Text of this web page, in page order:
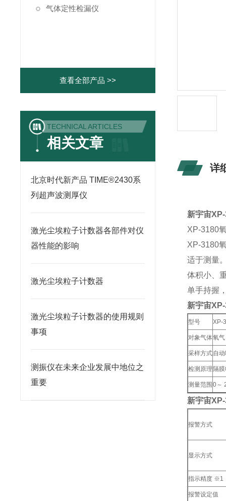
气体定性检漏仪
查看全部产品 >>
TECHNICAL ARTICLES
相关文章
北京时代新产品 TIME®2430系
列超声波测厚仪
激光尘埃粒子计数器各部件对仪
器性能的影响
激光尘埃粒子计数器
激光尘埃粒子计数器的使用规则
事项
测振仪在未来企业发展中地位之
重要
详
新宇宙
XP-3180
XP-3180
适于测量
体积小、
单手持握
新宇宙
型号 XP-
对象气体氧气
采样方式自
检测原理 隔
测量范围 0～
新宇宙
报警方式
显示方式
指示精度 ※1
报警设定值